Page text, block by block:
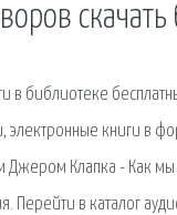
в библиотеке
книги в
Клапка - Как
Перейти в каталог